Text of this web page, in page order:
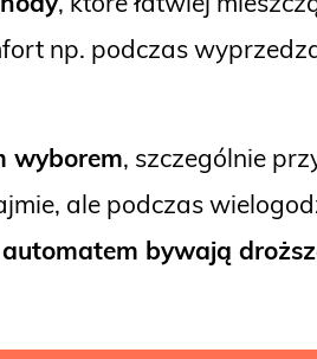
np. podczas
wyborem, szczególnie
ale podczas
bywają